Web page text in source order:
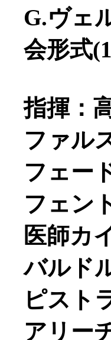
G.ヴェ
会形式
指揮：
ファル
フェー
フェン
医師カ
バルド
ピスト
アリー